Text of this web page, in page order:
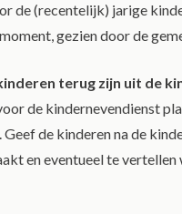
de (recentelijk) jarige
gezien door de
terug zijn uit de
de kindernevendienst
de kinderen na de
en eventueel te vertellen